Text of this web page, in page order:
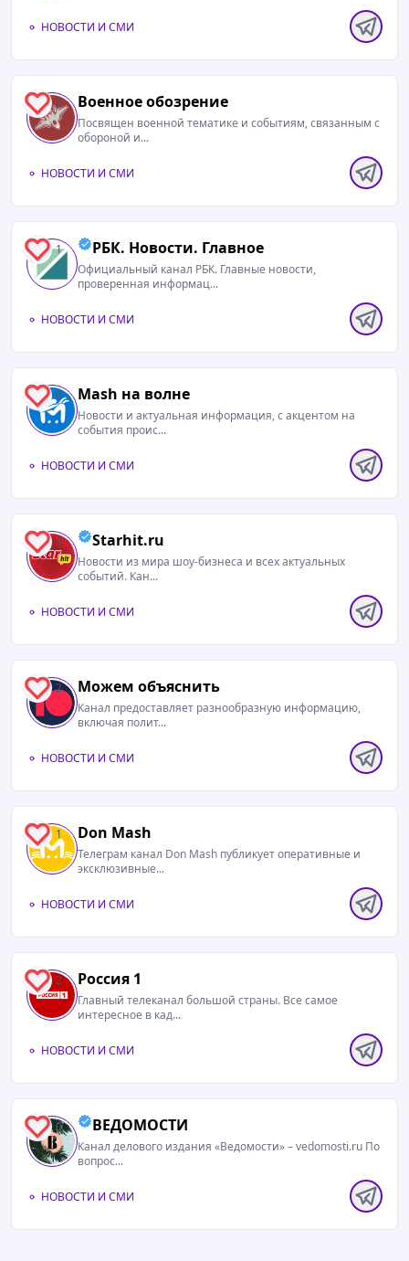
НОВОСТИ И СМИ
2 Военное обозрение
Посвящен военной тематике и событиям, связанным с
обороной и...
НОВОСТИ И СМИ
1 РБК. Новости. Главное
Официальный канал РБК. Главные новости,
проверенная информац...
НОВОСТИ И СМИ
0 Mash на волне
Новости и актуальная информация, с акцентом на
события проис...
НОВОСТИ И СМИ
1 Starhit.ru
Новости из мира шоу-бизнеса и всех актуальных
событий. Кан...
НОВОСТИ И СМИ
2 Можем объяснить
Канал предоставляет разнообразную информацию,
включая полит...
НОВОСТИ И СМИ
1 Don Mash
Телеграм канал Don Mash публикует оперативные и
эксклюзивные...
НОВОСТИ И СМИ
2 Россия 1
Главный телеканал большой страны. Все самое
интересное в кад...
НОВОСТИ И СМИ
0 ВЕДОМОСТИ
Канал делового издания «Ведомости» – vedomosti.ru По
вопрос...
НОВОСТИ И СМИ